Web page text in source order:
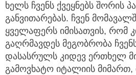
ხელს ჩვენს ქვეყნებს შორის
განვითარებას. ჩვენ
ყველაფერს იმისათვის, რომ
გაღრმავდეს მეგობრობა
დასასრულს კიდევ ერთხელ
გამოვხატო იტალიის